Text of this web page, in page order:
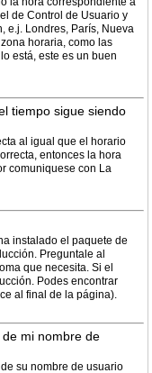
de Control de Usuario y
e.j. Londres, París, Nueva
horaria, como las
está, este es un buen
tiempo sigue siendo
al igual que el horario
entonces la hora
comuniquese con La
instalado el paquete de
Preguntale al
que necesita. Si el
Podes encontrar
al final de la página).
mi nombre de
su nombre de usuario